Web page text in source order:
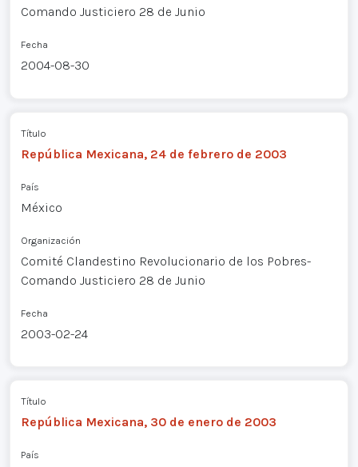
Comando Justiciero 28 de Junio
Fecha
2004-08-30
Título
República Mexicana, 24 de febrero de 2003
País
México
Organización
Comité Clandestino Revolucionario de los Pobres-
Comando Justiciero 28 de Junio
Fecha
2003-02-24
Título
República Mexicana, 30 de enero de 2003
País